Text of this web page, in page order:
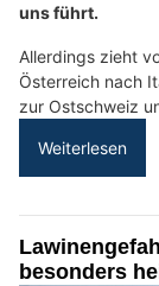
uns führt.
Allerdings zieht
Österreich nach
zur Ostschweiz
Weiterlesen
besonders